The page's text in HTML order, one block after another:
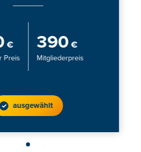
€
Preis
390€
Mitgliederpreis
ausgewählt